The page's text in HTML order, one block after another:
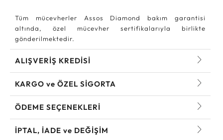
Tüm mücevherler Assos Diamond bakım garantisi
altında, özel mücevher sertifikalarıyla birlikte
gönderilmektedir.
ALIŞVERİŞ KREDİSİ
KARGO ve ÖZEL SİGORTA
ÖDEME SEÇENEKLERİ
İPTAL, İADE ve DEĞİŞİM